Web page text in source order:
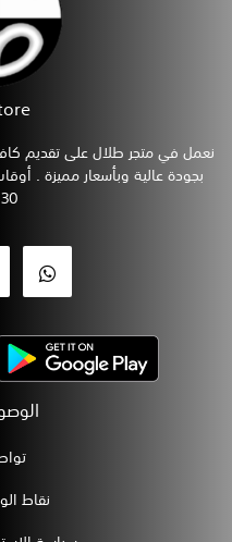
نعمل في متجر طلال على تقديم
نقاط